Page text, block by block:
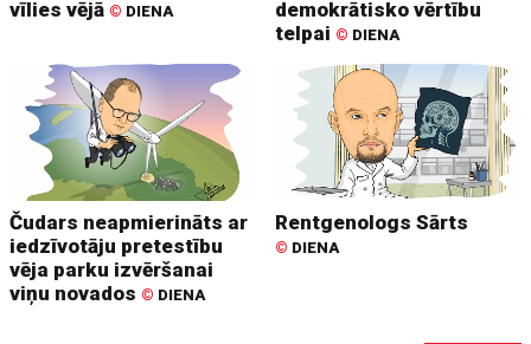
vīlies vējā © DIENA
demokrātisko vērtību
telpai © DIENA
Čudars neapmierināts ar
iedzīvotāju pretestību
vēja parku izvēršanai
viņu novados © DIENA
Rentgenologs Sārts
© DIENA